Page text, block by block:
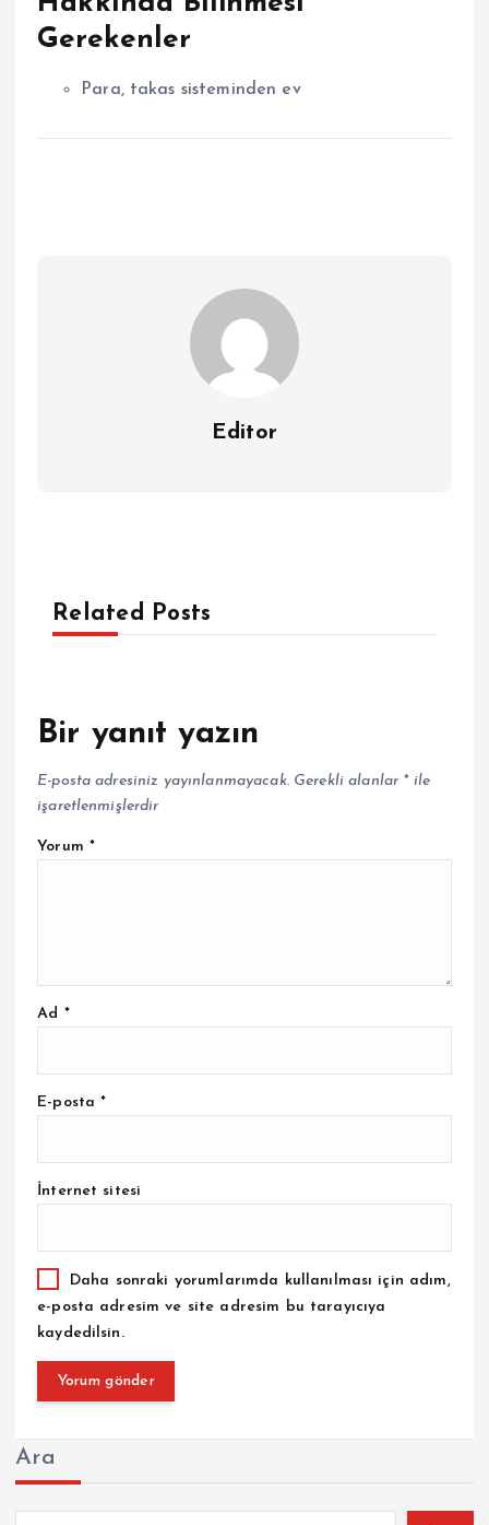
Gerekenler
Para, takas sisteminden ev
Editor
Related Posts
Bir yanıt yazın
E-posta adresiniz yayınlanmayacak. Gerekli alanlar *ile
işaretlenmişlerdir
Yorum *
Ad *
E-posta*
İnternet sitesi
Daha sonraki yorumlarımda kullanılması için adım,
e-posta adresim ve site adresim bu tarayıcıya
kaydedilsin.
Ara